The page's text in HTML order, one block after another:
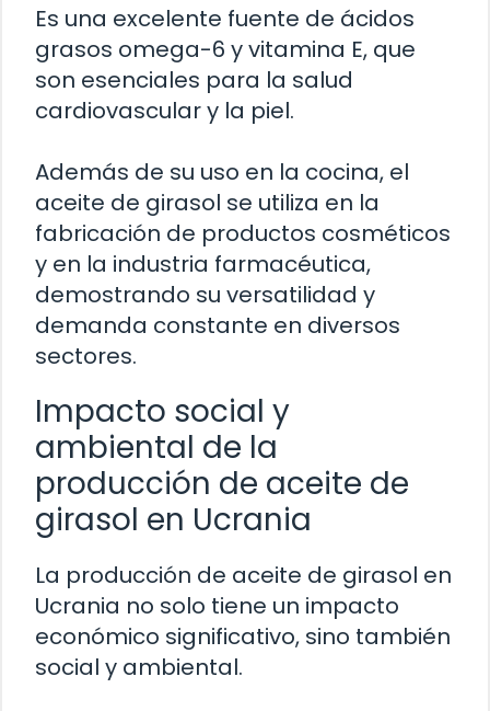
Es una excelente fuente de ácidos
grasos omega-6 y vitamina E, que
son esenciales para la salud
cardiovascular y la piel.
Además de su uso en la cocina, el
aceite de girasol se utiliza en la
fabricación de productos cosméticos
y en la industria farmacéutica,
demostrando su versatilidad y
demanda constante en diversos
sectores.
Impacto social y
ambiental de la
producción de aceite de
girasol en Ucrania
La producción de aceite de girasol en
Ucrania no solo tiene un impacto
económico significativo, sino también
social y ambiental.